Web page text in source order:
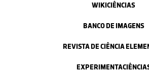
WIKICIÊNCIAS
BANCO DE IMAGENS
REVISTA DE CIÊNCIA